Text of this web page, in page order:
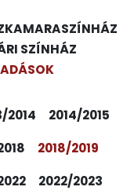
KAMARASZÍNHÁZ
SZÍNHÁZ
2014
2014/2015
2018/2019
2022/2023